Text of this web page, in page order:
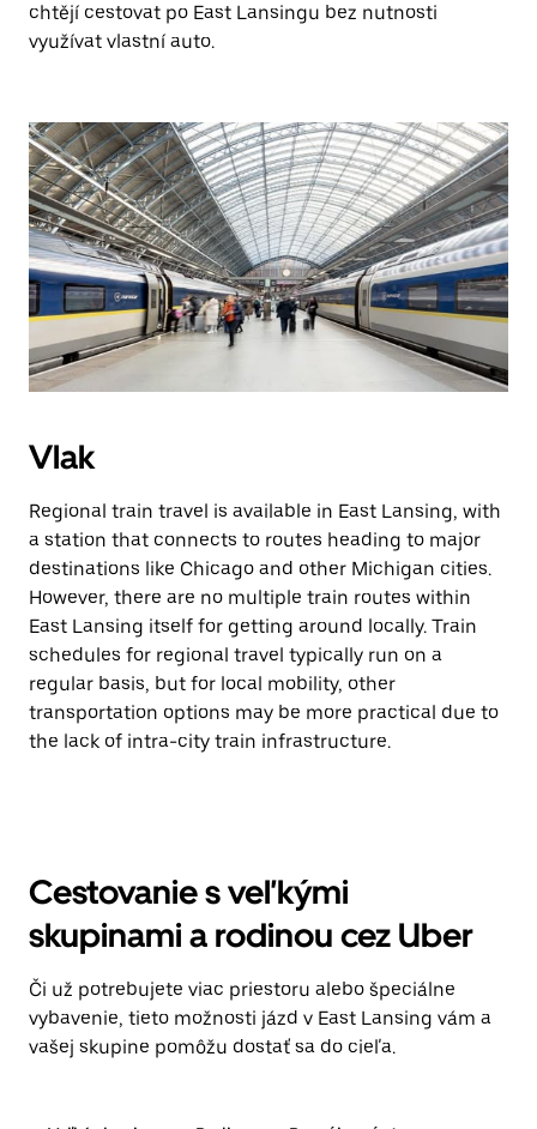
chtějí cestovat po East Lansingu bez nutnosti
využívat vlastní auto.
Vlak
Regional train travel is available in East Lansing, with
a station that connects to routes heading to major
destinations like Chicago and other Michigan cities.
However, there are no multiple train routes within
East Lansing itself for getting around locally. Train
schedules for regional travel typically run on a
regular basis, but for local mobility, other
transportation options may be more practical due to
the lack of intra-city train infrastructure.
Cestovanie s veľkými
skupinami a rodinou cez Uber
Či už potrebujete viac priestoru alebo špeciálne
vybavenie, tieto možnosti jázd v East Lansing vám a
vašej skupine pomôžu dostať sa do cieľa.